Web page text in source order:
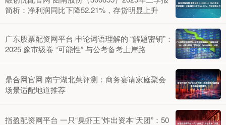
简析：净利润同比下降52.21%，存货明显上升
广东股票配资网平台 申论词语理解的 “解题密钥”：
2025 豫市级卷 “可能性” 与公考备考上岸路
鼎合网官网 南宁湖北菜评测：商务宴请家庭聚会
场景适配地道推荐
指盈配资网平台 一只“臭虾王”炸出资本“天团”：50